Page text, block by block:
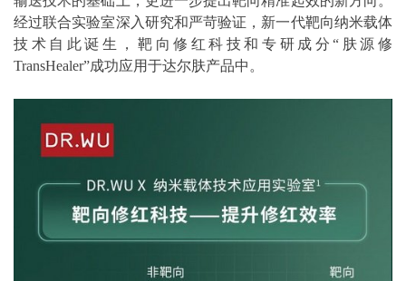
经过联合实验室深入研究和严苛验证，新一代靶向纳米载体
技术自此诞生，靶向修红科技和专研成分“肤源修
TransHealer”成功应用于达尔肤产品中。